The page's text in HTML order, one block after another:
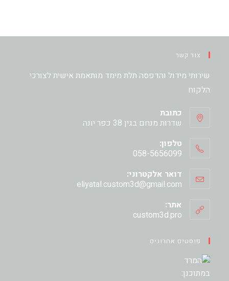
צור קשר
שירותי מידול והדפסה תלת מימד מותאמת אישית לצורכי
הלקוח
כתובת
שדרות מנחם בגין 38 כפר יונה
טלפון:
058-5656099
דואר אלקטרוני:
eliyatal.custom3d@gmail.com
אתר:
custom3d.pro
פוסטים אחרונים